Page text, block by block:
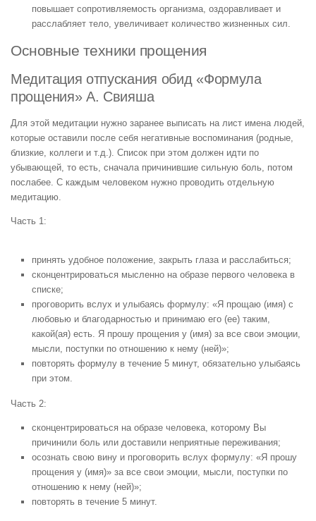
повышает сопротивляемость организма, оздоравливает и
расслабляет тело, увеличивает количество жизненных сил.
Основные техники прощения
Медитация отпускания обид «Формула
прощения» А. Свияша
Для этой медитации нужно заранее выписать на лист имена людей,
которые оставили после себя негативные воспоминания (родные,
близкие, коллеги и т.д.). Список при этом должен идти по
убывающей, то есть, сначала причинившие сильную боль, потом
послабее. С каждым человеком нужно проводить отдельную
медитацию.
Часть 1:
принять удобное положение, закрыть глаза и расслабиться;
сконцентрироваться мысленно на образе первого человека в
списке;
проговорить вслух и улыбаясь формулу: «Я прощаю (имя) с
любовью и благодарностью и принимаю его (ее) таким,
какой(ая) есть. Я прошу прощения у (имя) за все свои эмоции,
мысли, поступки по отношению к нему (ней)»;
повторять формулу в течение 5 минут, обязательно улыбаясь
при этом.
Часть 2:
сконцентрироваться на образе человека, которому Вы
причинили боль или доставили неприятные переживания;
осознать свою вину и проговорить вслух формулу: «Я прошу
прощения у (имя)» за все свои эмоции, мысли, поступки по
отношению к нему (ней)»;
повторять в течение 5 минут.